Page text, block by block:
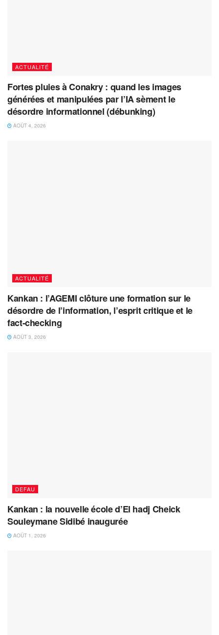
ACTUALITÉ
Fortes pluies à Conakry : quand les images
générées et manipulées par l’IA sèment le
désordre informationnel (débunking)
AOÛT 4, 2026
ACTUALITÉ
Kankan : l’AGEMI clôture une formation sur le
désordre de l’information, l’esprit critique et le
fact-checking
AOÛT 3, 2026
DEFAU
Kankan : la nouvelle école d’El hadj Cheick
Souleymane Sidibé inaugurée
AOÛT 1, 2026